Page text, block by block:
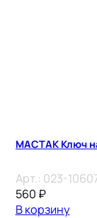
МАСТАК Ключ
Арт.: 023-
560 ₽
В корзину